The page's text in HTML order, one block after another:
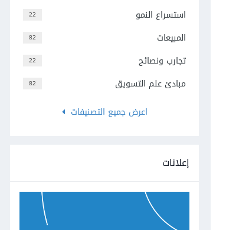
22 استسراع النمو
82 المبيعات
22 تجارب ونصائح
82
مبادئ علم التسويق
اعرض جميع التصنيفات
إعلانات